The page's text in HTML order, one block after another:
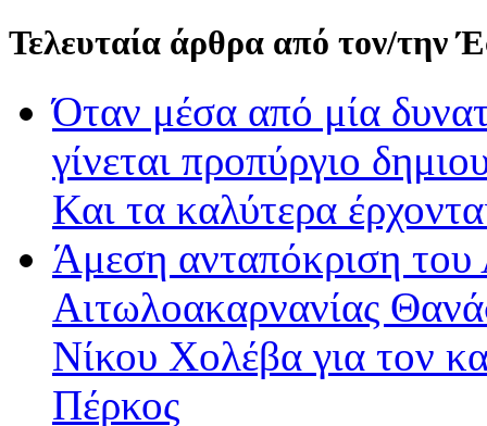
Τελευταία άρθρα από τον/την
Όταν μέσα από μία
γίνεται προπύργιο
Και τα καλύτερα
Άμεση ανταπόκριση του
Αιτωλοακαρνανίας
Νίκου Χολέβα για τον
Πέρκος